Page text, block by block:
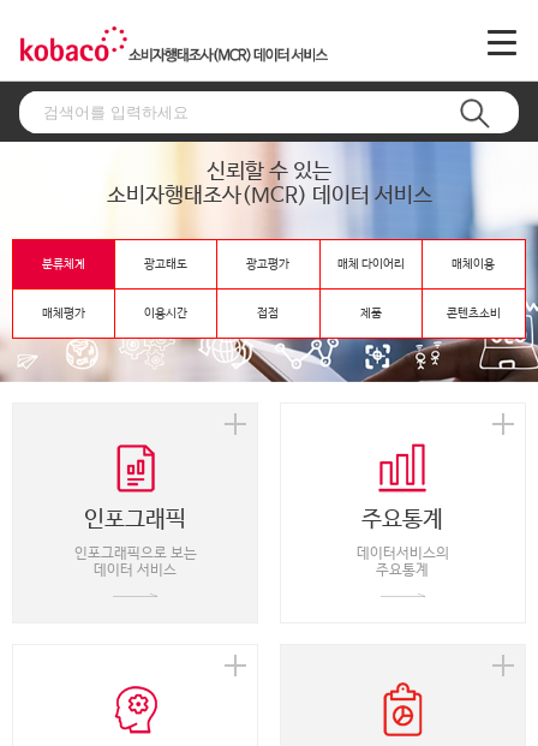
신뢰할 수 있는
소비자행태조사(MCR) 데이터 서비스
분류체계 광고태도 광고평가 매체 다이어리 매체이용
매체평가 이용시간 접점 제품 콘텐츠소비
인포그래픽
인포그래픽으로 보는
데이터 서비스
주요통계
데이터서비스의
주요통계